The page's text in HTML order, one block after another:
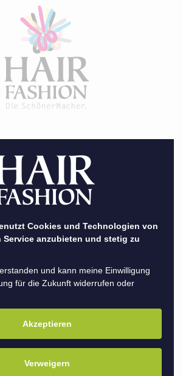
FASHION kennt der weiß, dass
Cookies und Technologien von
Service anzubieten und stetig zu
und kann meine Einwilligung
für die Zukunft widerrufen oder
Akzeptieren
Verweigern